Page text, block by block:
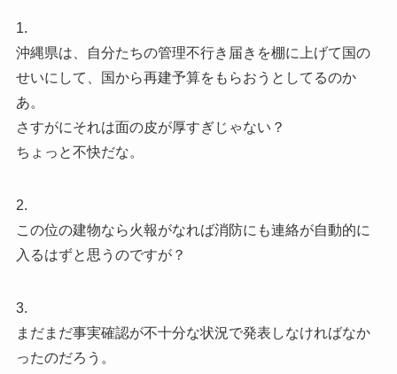
1.
沖縄県は、自分たちの管理不行き届きを棚に上げて国の
せいにして、国から再建予算をもらおうとしてるのか
あ。
さすがにそれは面の皮が厚すぎじゃない？
ちょっと不快だな。
2.
この位の建物なら火報がなれば消防にも連絡が自動的に
入るはずと思うのですが？
3.
まだまだ事実確認が不十分な状況で発表しなければなか
ったのだろう。